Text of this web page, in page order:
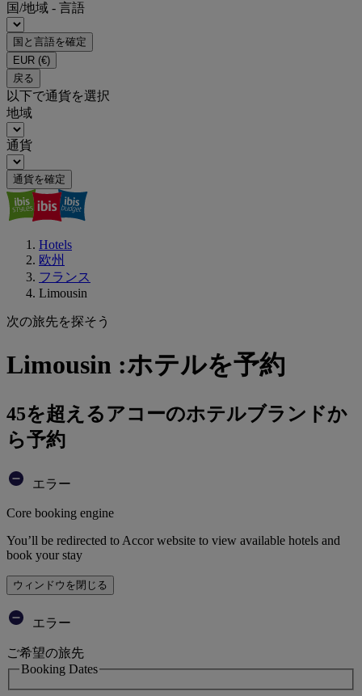
国/地域 - 言語
国と言語を確定
EUR (€)
戻る
以下で通貨を選択
地域
通貨
通貨を確定
Hotels
欧州
フランス
Limousin
次の旅先を探そう
Limousin :ホテルを予約
45を超えるアコーのホテルブランドか
ら予約
エラー
Core booking engine
You’ll be redirected to Accor website to view available hotels and
book your stay
ウィンドウを閉じる
エラー
ご希望の旅先
Booking Dates